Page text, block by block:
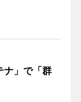
ナ」で「群